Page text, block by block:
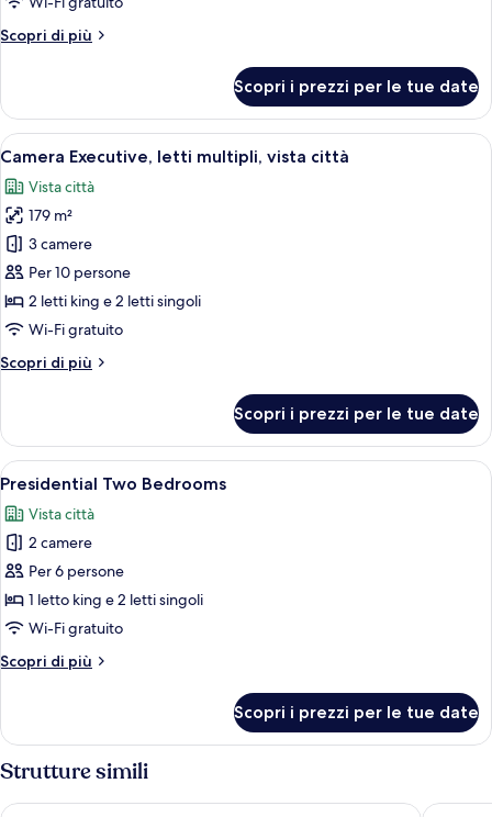
Scopri di più
Altri
Classic,
vista
città
Scopri i prezzi per le tue date
Apri
tutte
le
foto
per
Camera
Executive,
letti
multipli,
vista
Un soggiorno moderno con
28
Camera Executive, letti multipli, vista città
Vista città
179 m²
3 camere
Per 10 persone
2 letti king e 2 letti singoli
Wi-Fi gratuito
Scopri di più
Altri
Executive,
letti
multipli,
città
Scopri i prezzi per le tue date
Apri
tutte
le
foto
per
Presidential
Two
Camera d'albergo moderna con un
18
Presidential Two Bedrooms
Vista città
2 camere
Per 6 persone
1 letto king e 2 letti singoli
Wi-Fi gratuito
Scopri di più
Altri
Two
Bedrooms
Scopri i prezzi per le tue date
Strutture simili